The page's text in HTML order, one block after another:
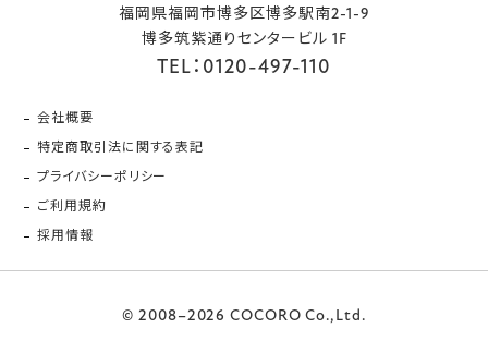
福岡県福岡市博多区博多駅南2-1-9
博多筑紫通りセンタービル 1F
TEL：0120-497-110
会社概要
特定商取引法に関する表記
プライバシーポリシー
ご利用規約
採用情報
© 2008–2026 COCORO Co.,Ltd.